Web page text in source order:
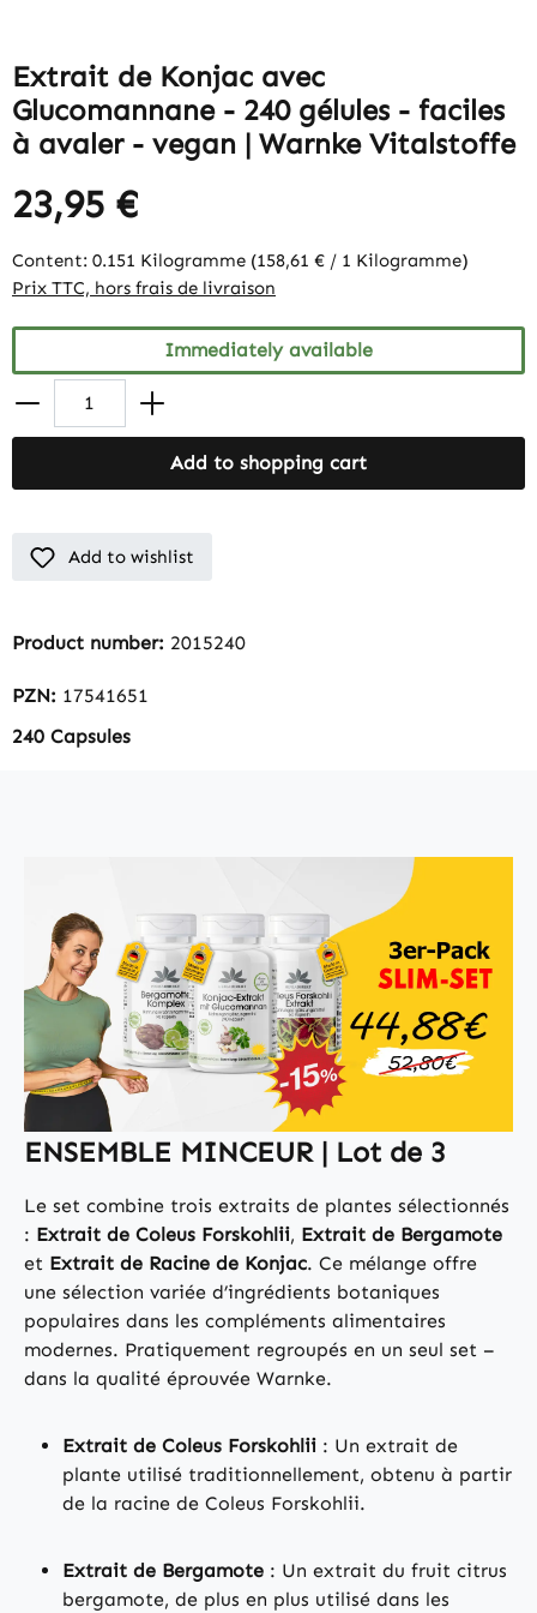
Extrait de Konjac avec
Glucomannane - 240 gélules - faciles
à avaler - vegan | Warnke Vitalstoffe
23,95 €
Content: 0.151 Kilogramme (158,61 € / 1 Kilogramme)
Prix TTC, hors frais de livraison
Immediately available
Add to shopping cart
Add to wishlist
Product number: 2015240
PZN: 17541651
240 Capsules
ENSEMBLE MINCEUR | Lot de 3
Le set combine trois extraits de plantes sélectionnés
: Extrait de Coleus Forskohlii, Extrait de Bergamote
et Extrait de Racine de Konjac. Ce mélange offre
une sélection variée d’ingrédients botaniques
populaires dans les compléments alimentaires
modernes. Pratiquement regroupés en un seul set –
dans la qualité éprouvée Warnke.
Extrait de Coleus Forskohlii : Un extrait de
plante utilisé traditionnellement, obtenu à partir
de la racine de Coleus Forskohlii.
Extrait de Bergamote : Un extrait du fruit citrus
bergamote, de plus en plus utilisé dans les